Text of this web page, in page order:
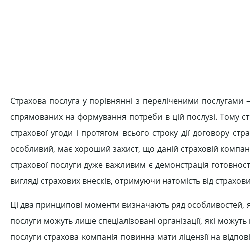
Страхова послуга у порівнянні з переліченими послугами
спрямованих на формування потреби в цій послузі. Тому
страхової угоди і протягом всього строку дії договору
особливий, має хороший захист, що даній страховій
страхової послуги дуже важливим є демонстрація
вигляді страхових внесків, отримуючи натомість від
Ці два принципові моменти визначають ряд особливостей,
послуги можуть лише спеціалізовані організації, які
послуги страхова компанія повинна мати ліцензії на